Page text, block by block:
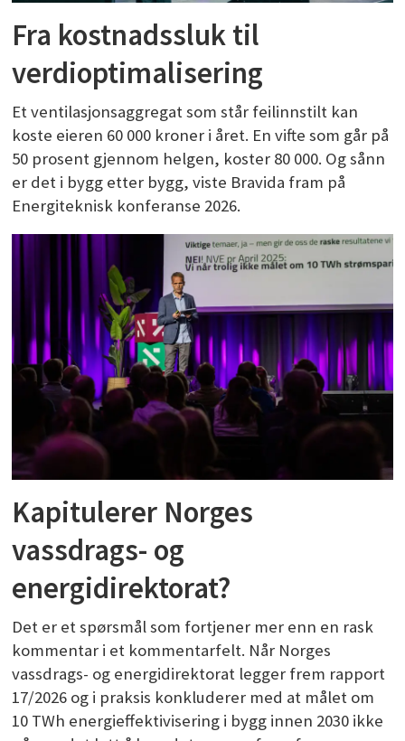
Fra kostnadssluk til
verdioptimalisering
Et ventilasjonsaggregat som står feilinnstilt kan
koste eieren 60 000 kroner i året. En vifte som går på
50 prosent gjennom helgen, koster 80 000. Og sånn
er det i bygg etter bygg, viste Bravida fram på
Energiteknisk konferanse 2026.
Kapitulerer Norges
vassdrags- og
energidirektorat?
Det er et spørsmål som fortjener mer enn en rask
kommentar i et kommentarfelt. Når Norges
vassdrags- og energidirektorat legger frem rapport
17/2026 og i praksis konkluderer med at målet om
10 TWh energieffektivisering i bygg innen 2030 ikke